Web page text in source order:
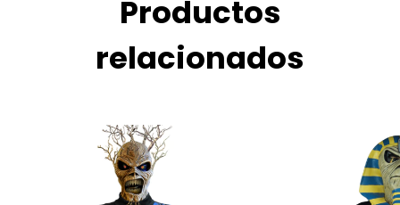
Productos
relacionados